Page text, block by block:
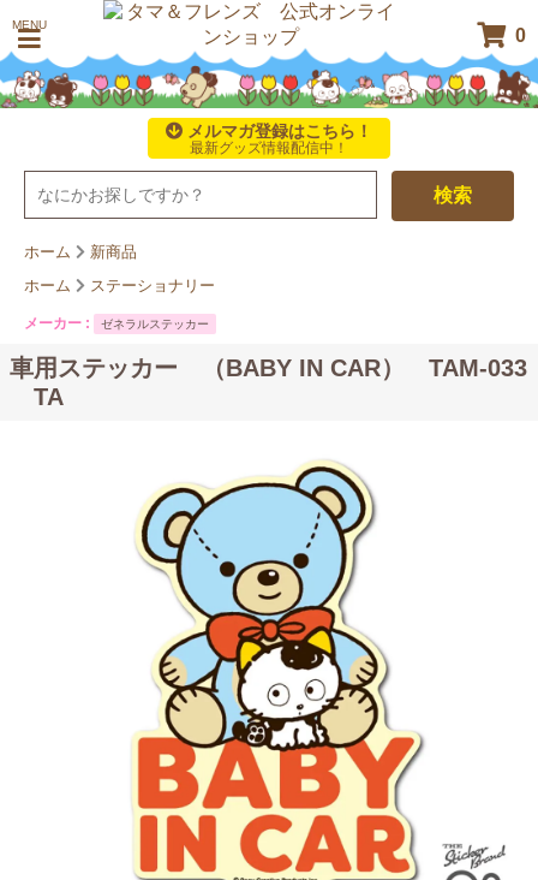
MENU
0
メルマガ登録はこちら！
最新グッズ情報配信中！
検索
ホーム
新商品
ホーム
ステーショナリー
メーカー : ゼネラルステッカー
車用ステッカー （BABY IN CAR） TAM-033
TA